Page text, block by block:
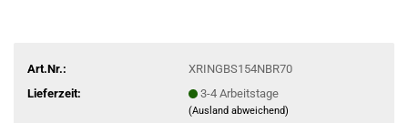
Art.Nr.:
XRINGBS154NBR70
Lieferzeit:
3-4 Arbeitstage
(Ausland abweichend)